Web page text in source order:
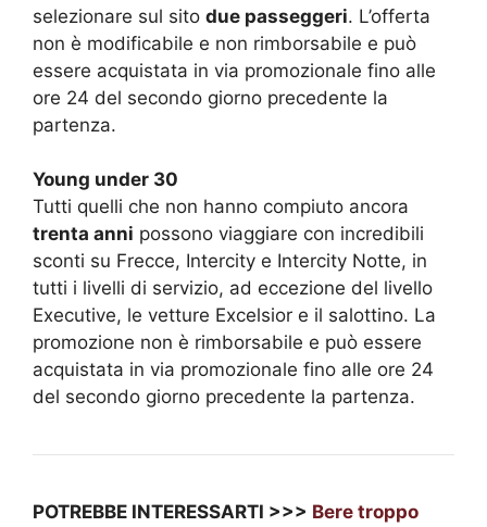
selezionare sul sito due passeggeri. L’offerta
non è modificabile e non rimborsabile e può
essere acquistata in via promozionale fino alle
ore 24 del secondo giorno precedente la
partenza.
Young under 30
Tutti quelli che non hanno compiuto ancora
trenta anni possono viaggiare con incredibili
sconti su Frecce, Intercity e Intercity Notte, in
tutti i livelli di servizio, ad eccezione del livello
Executive, le vetture Excelsior e il salottino. La
promozione non è rimborsabile e può essere
acquistata in via promozionale fino alle ore 24
del secondo giorno precedente la partenza.
POTREBBE INTERESSARTI >>> Bere troppo